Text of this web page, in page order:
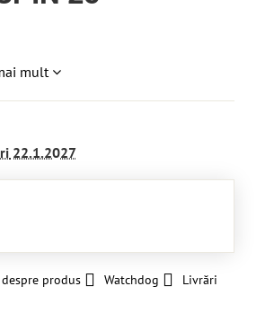
mult
22.1.2027
produs Watchdog Livrări